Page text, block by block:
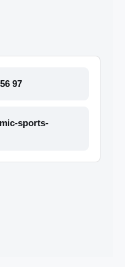
97
sports-